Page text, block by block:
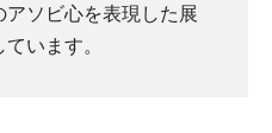
ソビ心を表現した展
います。